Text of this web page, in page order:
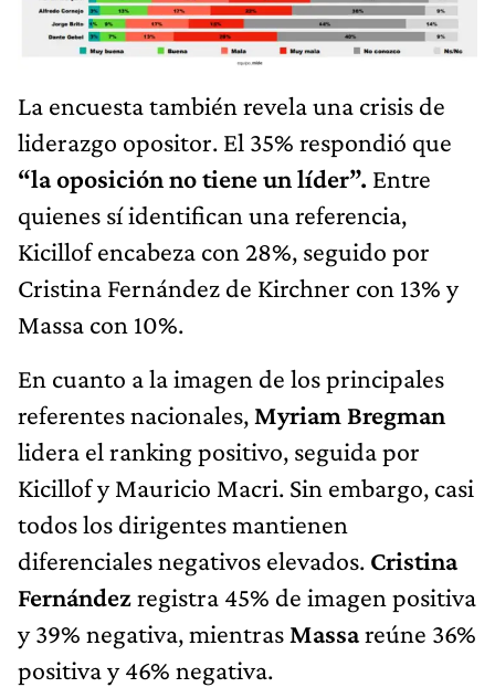
La encuesta también revela una crisis de
liderazgo opositor. El 35% respondió que
“la oposición no tiene un líder”. Entre
quienes sí identifican una referencia,
Kicillof encabeza con 28%, seguido por
Cristina Fernández de Kirchner con 13% y
Massa con 10%.
En cuanto a la imagen de los principales
referentes nacionales, Myriam Bregman
lidera el ranking positivo, seguida por
Kicillof y Mauricio Macri. Sin embargo, casi
todos los dirigentes mantienen
diferenciales negativos elevados. Cristina
Fernándezregistra 45% de imagen positiva
y 39% negativa, mientras Massareúne 36%
positiva y 46% negativa.